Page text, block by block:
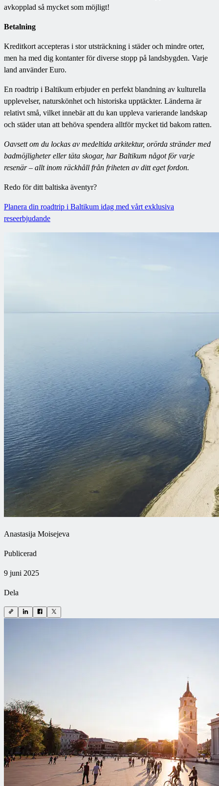
avkopplad så mycket som möjligt!
Betalning
Kreditkort accepteras i stor utsträckning i städer och mindre orter,
men ha med dig kontanter för diverse stopp på landsbygden. Varje
land använder Euro.
En roadtrip i Baltikum erbjuder en perfekt blandning av kulturella
upplevelser, naturskönhet och historiska upptäckter. Länderna är
relativt små, vilket innebär att du kan uppleva varierande landskap
och städer utan att behöva spendera alltför mycket tid bakom ratten.
Oavsett om du lockas av medeltida arkitektur, orörda stränder med
badmöjligheter eller täta skogar, har Baltikum något för varje
resenär – allt inom räckhåll från friheten av ditt eget fordon.
Redo för ditt baltiska äventyr?
Planera din roadtrip i Baltikum idag med vårt exklusiva
reseerbjudande
Anastasija Moisejeva
Publicerad
9 juni 2025
Dela